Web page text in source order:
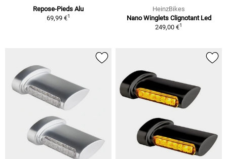
Repose-Pieds Alu
69,99 €1
HeinzBikes
Nano Winglets Clignotant Led
249,00 €1